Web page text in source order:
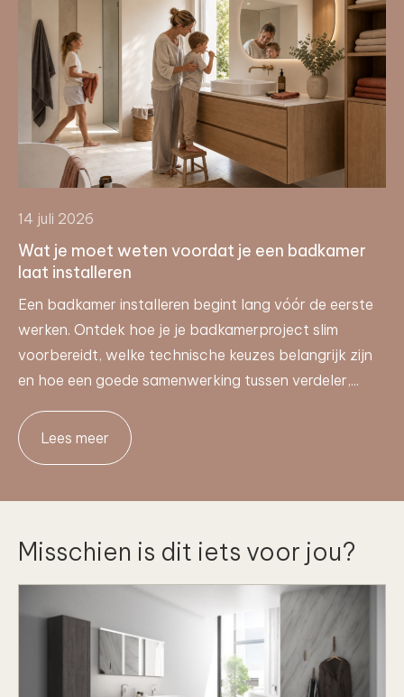
14 juli 2026
Wat je moet weten voordat je een badkamer
laat installeren
Een badkamer installeren begint lang vóór de eerste
werken. Ontdek hoe je je badkamerproject slim
voorbereidt, welke technische keuzes belangrijk zijn
en hoe een goede samenwerking tussen verdeler,...
Lees meer
Misschien is dit iets voor jou?